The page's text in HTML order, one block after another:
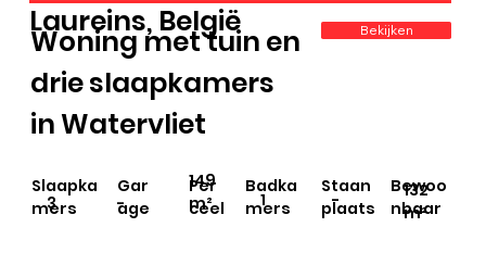
Laureins, België
Woning met tuin en
drie slaapkamers
in Watervliet
Bewoo
nbaar
Staan
plaats
Badka
mers
Per
ceel
Gar
age
Slaapka
mers
132
m²
-
1
149
m²
-
3
Bekijken